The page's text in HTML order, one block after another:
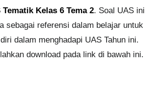
Tematik Kelas 6 Tema 2. Soal UAS ini
sebagai referensi dalam belajar untuk
dalam menghadapi UAS Tahun ini.
download pada link di bawah ini.